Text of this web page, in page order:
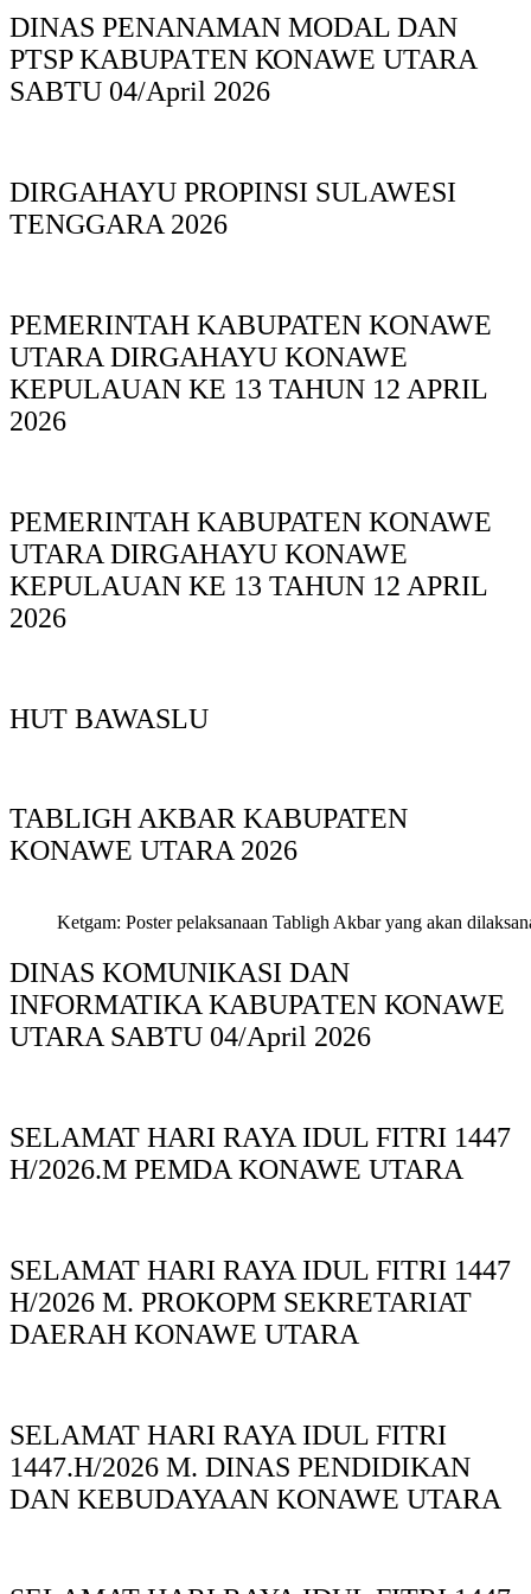
DINAS PΕΝΑΝΑΜAN MODAL DAN
PTSP KABUPAΤΕΝ ΚΟNAWE UTARA
SABTU 04/April 2026
DIRGAHAYU PROPINSI SULAWESI
TENGGARA 2026
PEMERINTAH KABUPATEN KONAWE
UTARA DIRGAHAYU KONAWE
KEPULAUAN KE 13 TAHUN 12 APRIL
2026
PEMERINTAH KABUPATEN KONAWE
UTARA DIRGAHAYU KONAWE
KEPULAUAN KE 13 TAHUN 12 APRIL
2026
HUT BAWASLU
TABLIGH AKBAR KABUPATEN
KONAWE UTARA 2026
Ketgam: Poster pelaksanaan Tabligh Akbar yang akan
DINAS KOMUNIKASI DAN
INFORMATIKA KABUPAΤΕΝ ΚΟNAWE
UTARA SABTU 04/April 2026
SELAMAT HARI RAYA IDUL FITRI 1447
H/2026.M PEMDA KONAWE UTARA
SELAMAT HARI RAYA IDUL FITRI 1447
H/2026 M. PROKOPM SEKRETARIAT
DAERAH KONAWE UTARA
SELAMAT HARI RAYA IDUL FITRI
1447.H/2026 M. DINAS PENDIDIKAN
DAN KEBUDAYAAN KONAWE UTARA